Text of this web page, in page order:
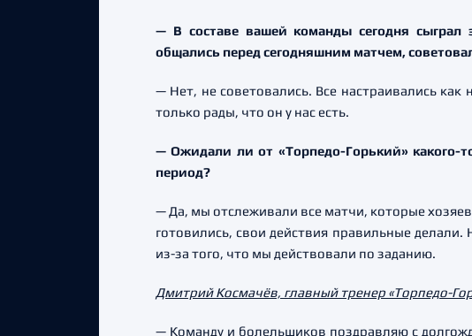
— В составе вашей команды сегодня сыграл
общались перед сегодняшним матчем,
— Нет, не советовались. Все настраивались
только рады, что он у нас есть.
— Ожидали ли от «Торпедо-Горький» какого-
период?
— Да, мы отслеживали все матчи, которые
готовились, свои действия правильные
из-за того, что мы действовали по заданию.
Дмитрий Космачёв, главный тренер «Торпедо-
— Команду и болельщиков поздравляю с